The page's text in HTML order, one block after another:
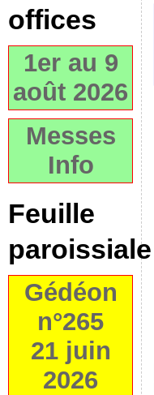
offices
1er au 9
août 2026
Messes
Info
Feuille
paroissiale
Gédéon
n°265
21 juin
2026